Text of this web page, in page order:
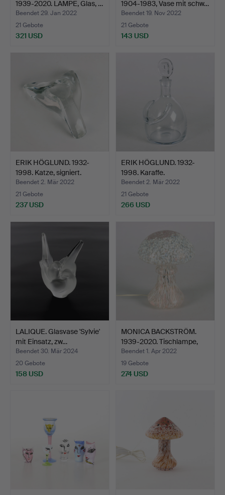
1939-2020. LAMPE, Glas, …
Beendet 29. Jan 2022
21 Gebote
321 USD
1904-1983, Vase mit schw…
Beendet 19. Nov 2022
21 Gebote
143 USD
ERIK HÖGLUND. 1932-
1998. Katze, signiert.
Beendet 2. Mär 2022
21 Gebote
237 USD
ERIK HÖGLUND. 1932-
1998. Karaffe.
Beendet 2. Mär 2022
21 Gebote
266 USD
LALIQUE. Glasvase 'Sylvie'
mit Einsatz, zw…
Beendet 30. Mär 2024
20 Gebote
158 USD
MONICA BACKSTRÖM.
1939-2020. Tischlampe,
G…
Beendet 1. Apr 2022
19 Gebote
274 USD